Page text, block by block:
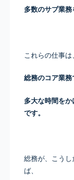
多数のサブ業務
これらの仕事は
総務のコア業
多大な時間を
です。
総務が、こう
ば、